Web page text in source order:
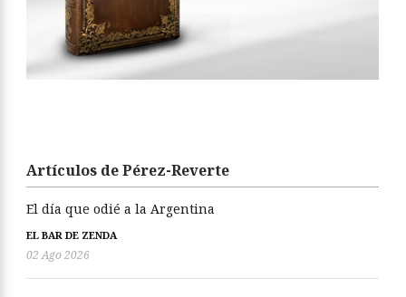
Artículos de Pérez-Reverte
El día que odié a la Argentina
EL BAR DE ZENDA
02 Ago 2026